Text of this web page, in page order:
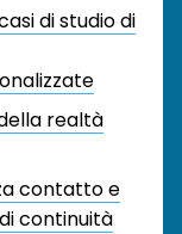
di studio di
realtà
contatto e
continuità